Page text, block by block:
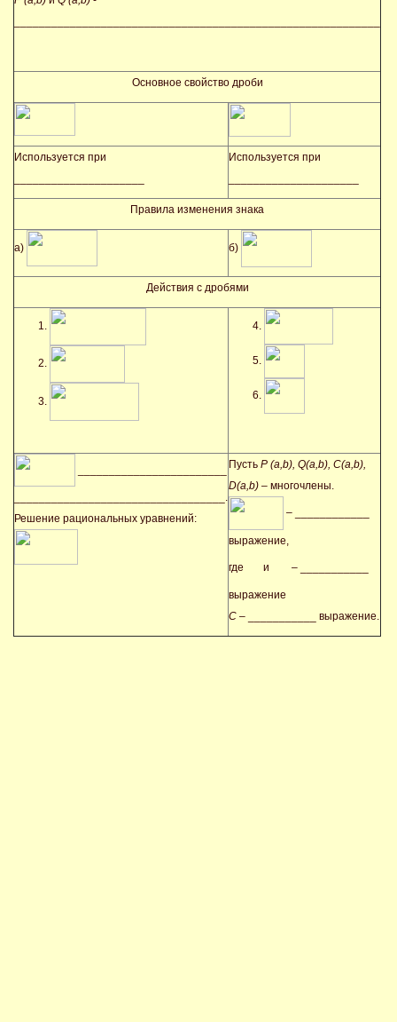
Основное свойство дроби
Используется при
Используется при
Правила изменения знака
а) б)
Действия с дробями
__________________________________.
Решение рациональных уравнений:
Пусть P (a,b), Q(a,b), C(a,b),
D(a,b) – многочлены.
– ____________
выражение,
где и – ___________
выражение
С – ___________ выражение.